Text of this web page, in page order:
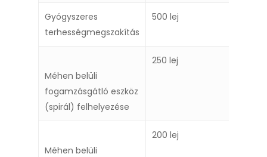
Gyógyszeres
terhességmegszakítás
500 lej
Méhen belüli
fogamzásgátló eszköz
(spirál) felhelyezése
250 lej
Méhen belüli
200 lej